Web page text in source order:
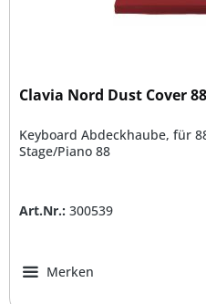
Clavia Nord Dust Cover
Keyboard Abdeckhaube, für
Stage/Piano 88
Art.Nr.: 300539
Merken